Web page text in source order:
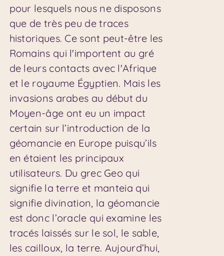
pour lesquels nous ne disposons
que de très peu de traces
historiques. Ce sont peut-être les
Romains qui l'importent au gré
de leurs contacts avec l'Afrique
et le royaume Égyptien. Mais les
invasions arabes au début du
Moyen-âge ont eu un impact
certain sur l’introduction de la
géomancie en Europe puisqu’ils
en étaient les principaux
utilisateurs. Du grec Geo qui
signifie la terre et manteia qui
signifie divination, la géomancie
est donc l’oracle qui examine les
tracés laissés sur le sol, le sable,
les cailloux, la terre. Aujourd’hui,